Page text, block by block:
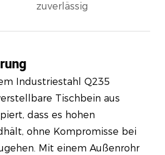
zuverlässig
Industriestahl Q235
Tischbein aus
dass es hohen
ohne Kompromisse bei
Mit einem Außenrohr